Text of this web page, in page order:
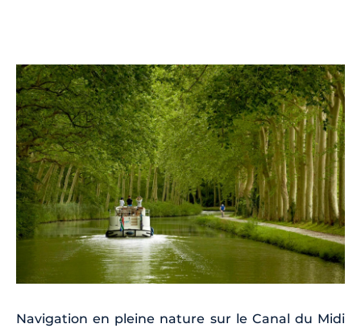
Navigation en pleine nature sur le Canal du Midi